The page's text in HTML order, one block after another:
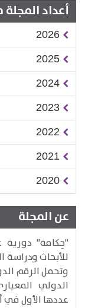
أعداد المجلة
2026
2025
2024
2023
2022
2021
2020
عن المجلة
​"حِكامة" دورية
للأبحاث ودراسة
عددها الأول في